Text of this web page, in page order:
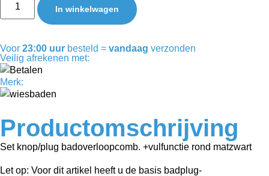
In winkelwagen
Voor 23:00 uur besteld = vandaag verzonden
Veilig afrekenen met:
Merk:
Productomschrijving
Set knop/plug badoverloopcomb. +vulfunctie rond matzwart
Let op: Voor dit artikel heeft u de basis badplug-